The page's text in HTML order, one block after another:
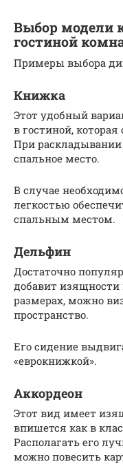
Выбор модели
гостиной
Примеры выбора
Книжка
Этот удобный
в гостиной,
При раскладывании
спальное место.
В случае
легкостью
спальным местом.
Дельфин
Достаточно
добавит
размерах, можно
пространство.
Его сидение
«еврокнижкой».
Аккордеон
Этот вид имеет
впишется как в
Располагать его
можно повесить